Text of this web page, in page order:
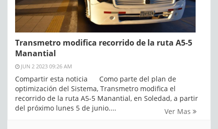
Transmetro modifica recorrido de la ruta A5-5
Manantial
JUN 2 2023 09:26 AM
Compartir esta noticia Como parte del plan de
optimización del Sistema, Transmetro modifica el
recorrido de la ruta A5-5 Manantial, en Soledad, a partir
del próximo lunes 5 de junio....
Ver Mas